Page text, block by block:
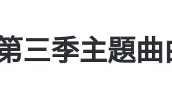
三季主題